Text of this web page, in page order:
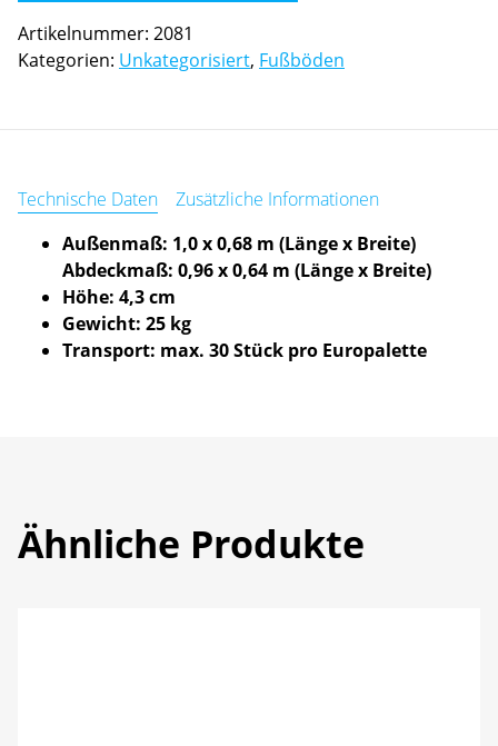
Woche
Menge
Artikelnummer: 2081
Kategorien: Unkategorisiert, Fußböden
Technische Daten
Zusätzliche Informationen
Außenmaß: 1,0 x 0,68 m (Länge x Breite)
Abdeckmaß: 0,96 x 0,64 m (Länge x Breite)
Höhe: 4,3 cm
Gewicht: 25 kg
Transport: max. 30 Stück pro Europalette
Ähnliche Produkte